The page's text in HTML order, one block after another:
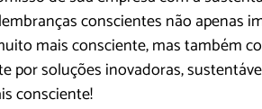
conscientes não apenas
mais consciente, mas também
por soluções inovadoras,
consciente!